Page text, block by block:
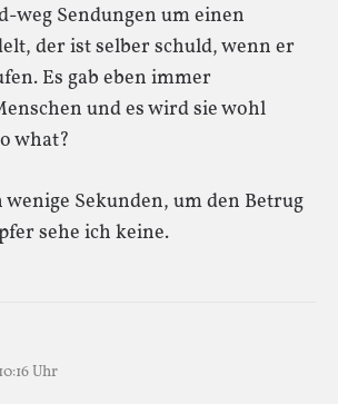
weg Sendungen um einen
der ist selber schuld, wenn er
Es gab eben immer
und es wird sie wohl
what?
wenige Sekunden, um den Betrug
sehe ich keine.
Uhr